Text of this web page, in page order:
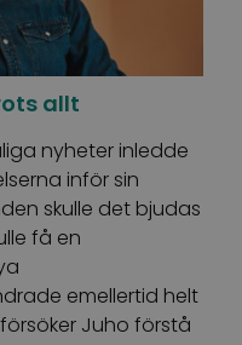
allt
nyheter inledde
inför sin
skulle det bjudas
få en
emellertid helt
Juho förstå